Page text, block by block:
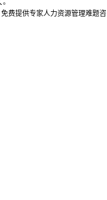
费提供专家人力资源管理难题咨